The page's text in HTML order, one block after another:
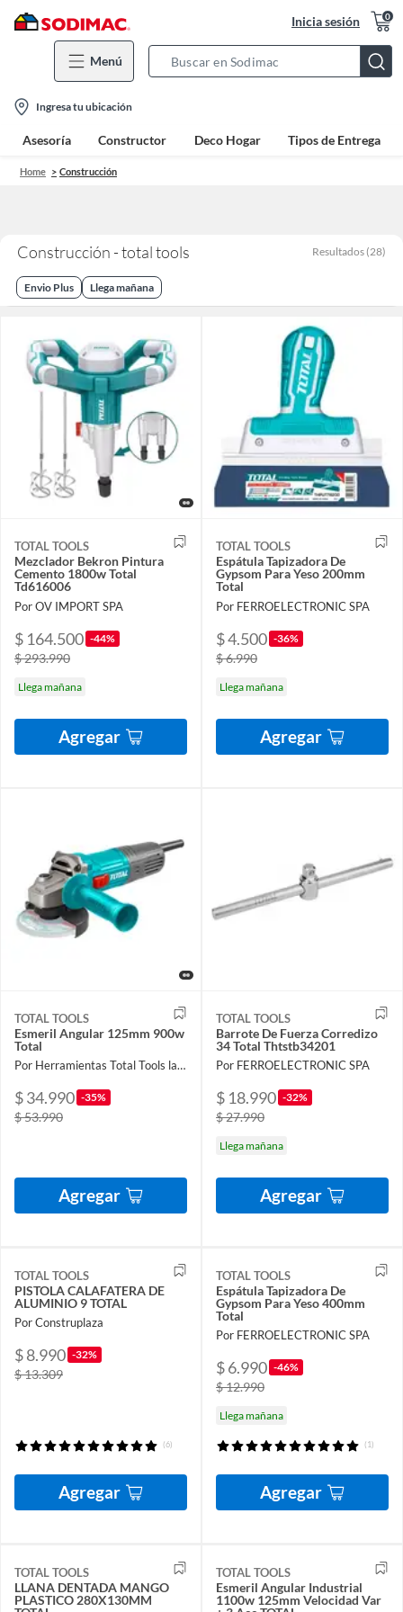
Inicia sesión 0
Menú
Bar
location-
icon
Ingresa tu ubicación
Asesoría Constructor Deco Hogar Tipos de Entrega
Home Construcción
Construcción - total tools Resultados (28)
Envio Plus Llega mañana
TOTAL TOOLS
Mezclador Bekron Pintura
Cemento 1800w Total
Td616006
Por OV IMPORT SPA
$ 164.500 -44%
$ 293.990
Llega mañana
Agregar
TOTAL TOOLS
Espátula Tapizadora De
Gypsom Para Yeso 200mm
Total
Por FERROELECTRONIC SPA
$ 4.500 -36%
$ 6.990
Llega mañana
Agregar
TOTAL TOOLS
Esmeril Angular 125mm 900w
Total
Por Herramientas Total Tools la Nueva
$ 34.990 -35%
$ 53.990
Agregar
TOTAL TOOLS
Barrote De Fuerza Corredizo
34 Total Thtstb34201
Por FERROELECTRONIC SPA
$ 18.990 -32%
$ 27.990
Llega mañana
Agregar
TOTAL TOOLS
PISTOLA CALAFATERA DE
ALUMINIO 9 TOTAL
Por Construplaza
$ 8.990 -32%
$ 13.309
(6)
Agregar
TOTAL TOOLS
Espátula Tapizadora De
Gypsom Para Yeso 400mm
Total
Por FERROELECTRONIC SPA
$ 6.990 -46%
$ 12.990
Llega mañana
(1)
Agregar
TOTAL TOOLS
LLANA DENTADA MANGO
PLASTICO 280X130MM
TOTAL TOOLS
Esmeril Angular Industrial
1100w 125mm Velocidad Var